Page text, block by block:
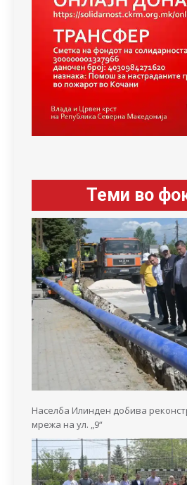
Теми во
Населба Илинден добива
мрежа на ул. „9“